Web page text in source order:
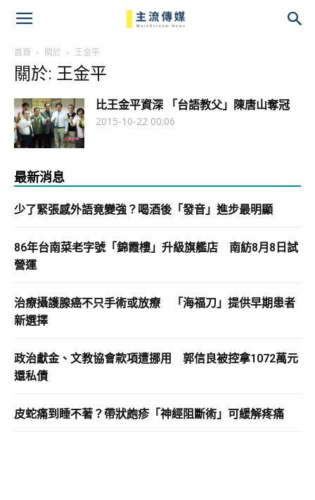
首頁 關於 王金平
關於: 王金平
比王金平資深 「台語教父」陳唐山奪冠
2015-10-22 00:06
最新消息
少了緊張感外語竟變強？喝酒後「發音」進步最明顯
86年台南菜老字號「錦霞樓」升級旗艦店 南紡8月8日試
營運
治療攝護腺癌不只手術或放療 「海福刀」提供早期患者
新選擇
政治獻金、文教協會款項遭挪用 郭信良被控拿1072萬元
還私債
皮蛇痛到睡不著？帶狀皰疹「神經阻斷術」可緩解疼痛